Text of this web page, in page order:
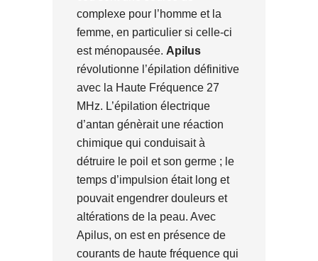
complexe pour l’homme et la
femme, en particulier si celle-ci
est ménopausée. Apilus
révolutionne l’épilation définitive
avec la Haute Fréquence 27
MHz. L’épilation électrique
d’antan génèrait une réaction
chimique qui conduisait à
détruire le poil et son germe ; le
temps d’impulsion était long et
pouvait engendrer douleurs et
altérations de la peau. Avec
Apilus, on est en présence de
courants de haute fréquence qui